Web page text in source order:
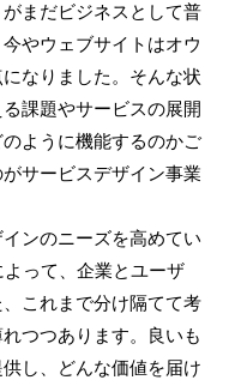
まだビジネスとして普
やウェブサイトはオウ
なりました。そんな状
課題やサービスの展開
ように機能するのかご
サービスデザイン事業
ンのニーズを高めてい
って、企業とユーザ
これまで分け隔てて考
つつあります。良いも
し、どんな価値を届け